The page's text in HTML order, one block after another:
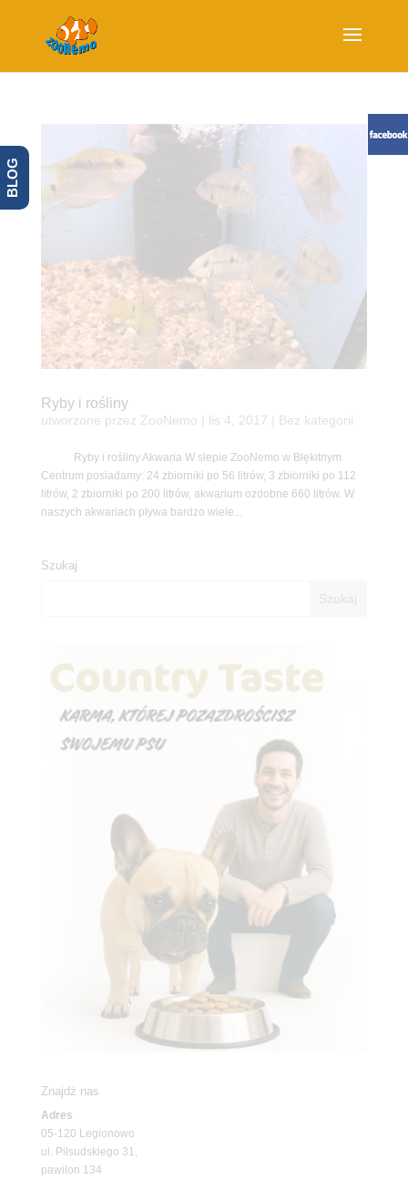
Ryby i rośliny
utworzone przez ZooNemo lis 4, 2017 | Bez kategorii
Ryby i rośliny Akwaria W slepie ZooNemo w Błękitnym
Centrum posiadamy: 24 zbiorniki po 56 litrów, 3 zbiorniki po 112
litrów, 2 zbiorniki po 200 litrów, akwarium ozdobne 660 litrów. W
naszych akwariach pływa bardzo wiele...
Szukaj
Znajdź nas
Adres
05-120 Legionowo
ul. Piłsudskiego 31,
pawilon 134
BLOG